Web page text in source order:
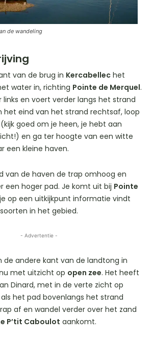
de wandeling
van de brug in Kercabellec het
water in, richting Pointe de Merquel.
en voert verder langs het strand
het eind van het strand rechtsaf, loop
goed om je heen, je hebt aan
en ga ter hoogte van een witte
een kleine haven.
van de haven de trap omhoog en
een hoger pad. Je komt uit bij Pointe
op een uitkijkpunt informatie vindt
in het gebied.
- Advertentie -
de andere kant van de landtong in
met uitzicht op open zee. Het heeft
Dinard, met in de verte zicht op
als het pad bovenlangs het strand
af en wandel verder over het zand
P’tit Caboulot aankomt.